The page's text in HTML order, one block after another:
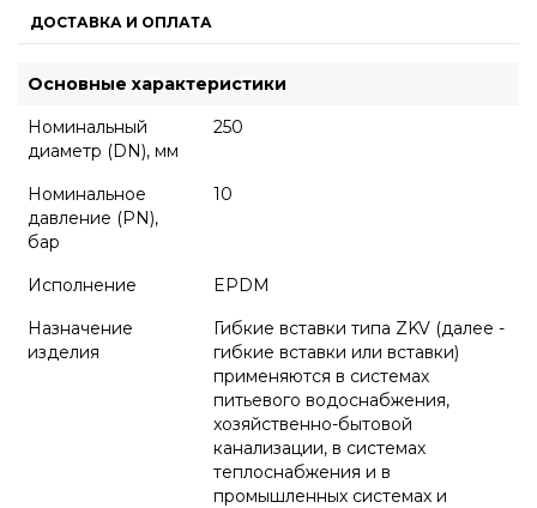
ДОСТАВКА И ОПЛАТА
Основные характеристики
Номинальный
диаметр (DN), мм
250
Номинальное
давление (PN),
бар
10
Исполнение
EPDM
Назначение
изделия
Гибкие вставки типа ZKV (далее -
гибкие вставки или вставки)
применяются в системах
питьевого водоснабжения,
хозяйственно-бытовой
канализации, в системах
теплоснабжения и в
промышленных системах и